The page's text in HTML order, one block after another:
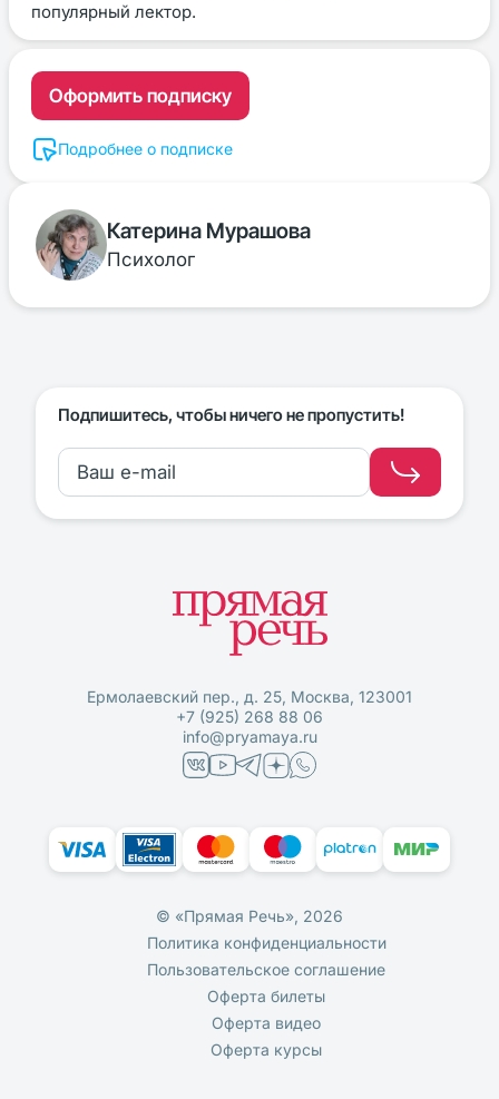
популярный лектор.
Оформить подписку
Подробнее о подписке
Катерина Мурашова
Психолог
Подпишитесь, чтобы ничего не пропустить!
Ермолаевский пер., д. 25, Москва, 123001
+7 (925) 268 88 06
info@pryamaya.ru
© «Прямая Речь», 2026
Политика конфиденциальности
Пользовательское соглашение
Оферта билеты
Оферта видео
Оферта курсы